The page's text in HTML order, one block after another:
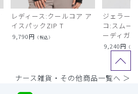
レディース:クールコア ア
イスパックZIP T
9,790円 （税込）
ジェラー
コ:スムー
ーディガン
9,240円 （税
ナース雑貨・その他商品一覧へ ＞